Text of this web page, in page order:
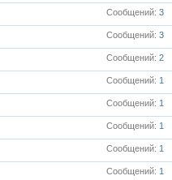
Сообщений 3
Сообщений 3
Сообщений 2
Сообщений 1
Сообщений 1
Сообщений 1
Сообщений 1
Сообщений 1